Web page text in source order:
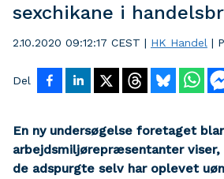
sexchikane i
2.10.2020 09:12:17 CEST | HK Handel |
Del
En ny undersøgelse foretaget
arbejdsmiljørepræsentanter
de adspurgte selv har oplevet